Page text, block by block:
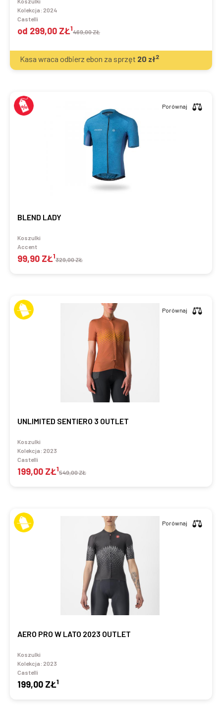
Kolekcja: 2024
Castelli
od 299,00 ZŁ1469,00 ZŁ
Kasa wraca odbierz ebon za sprzęt 20 zł2
BLEND LADY
Koszulki
Accent
99,90 ZŁ1329,00 ZŁ
Porównaj
UNLIMITED SENTIERO 3 OUTLET
Koszulki
Kolekcja: 2023
Castelli
199,00 ZŁ1549,00 ZŁ
Porównaj
AERO PRO W LATO 2023 OUTLET
Koszulki
Kolekcja: 2023
Castelli
199,00 ZŁ1
Porównaj